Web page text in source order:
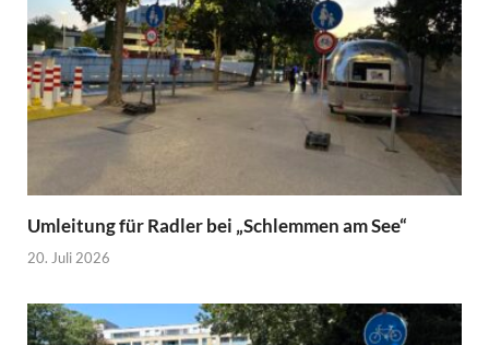
Umleitung für Radler bei „Schlemmen am See“
20. Juli 2026